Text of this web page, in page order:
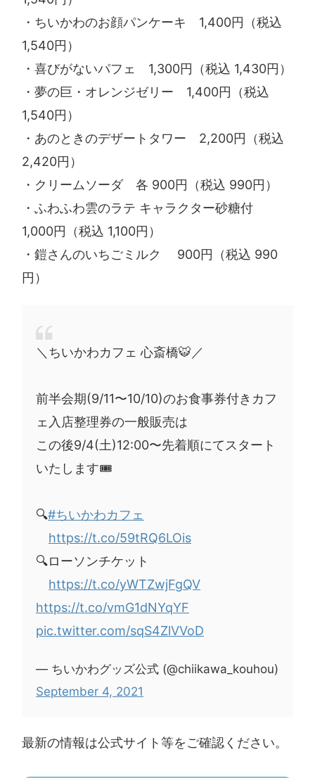
・ちいかわのお顔パンケーキ 1,400円（税込
1,540円）
・喜びがないパフェ 1,300円（税込 1,430円）
・夢の巨・オレンジゼリー 1,400円（税込
1,540円）
・あのときのデザートタワー 2,200円（税込
2,420円）
・クリームソーダ 各 900円（税込 990円）
・ふわふわ雲のラテ キャラクター砂糖付
1,000円（税込 1,100円）
・鎧さんのいちごミルク 900円（税込 990
円）
＼ちいかわカフェ 心斎橋🐯／
前半会期(9/11〜10/10)のお食事券付きカフ
ェ入店整理券の一般販売は
この後9/4(土)12:00〜先着順にてスタート
いたします🎟
🔍#ちいかわカフェ
https://t.co/59tRQ6LOis
🔍ローソンチケット
https://t.co/yWTZwjFgQV
https://t.co/vmG1dNYqYF
pic.twitter.com/sqS4ZlVVoD
— ちいかわグッズ公式 (@chiikawa_kouhou)
September 4, 2021
最新の情報は公式サイト等をご確認ください。